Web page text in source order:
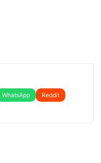
WhatsApp
Reddit